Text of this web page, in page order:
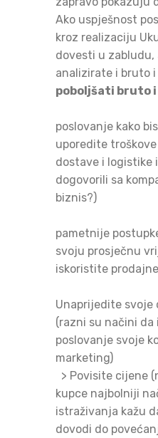
Ako uspješnost
kroz realizaciju
dovesti u zabludu,
analizirate i bruto
poboljšati
poslovanje kako
uporedite
dostave i logistike
dogovorili sa
>
pametnije
svoju prosječnu
iskoristite
Unaprijedite svoje
(razni su načini
poslovanje svoje
> Povisite cijene
kupce najbolniji
istraživanja kažu
dovodi do